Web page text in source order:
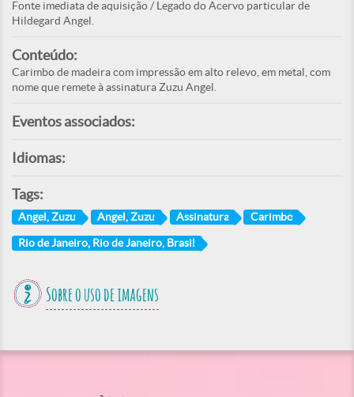
Fonte imediata de aquisição / Legado do Acervo particular de
Hildegard Angel.
Conteúdo:
Carimbo de madeira com impressão em alto relevo, em metal, com
nome que remete à assinatura Zuzu Angel.
Eventos associados:
Idiomas:
Tags:
Angel, Zuzu Angel, Zuzu Assinatura Carimbo
Rio de Janeiro, Rio de Janeiro, Brasil
Sobre o uso de imagens